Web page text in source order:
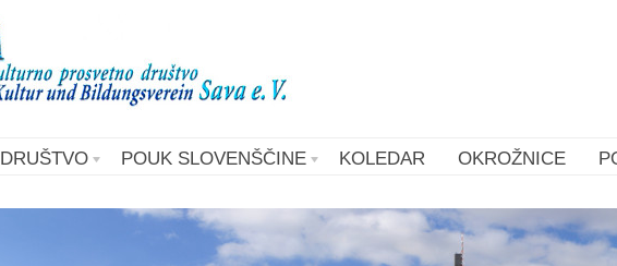
DRUŠTVO POUK SLOVENŠČINE KOLEDAR OKROŽNICE